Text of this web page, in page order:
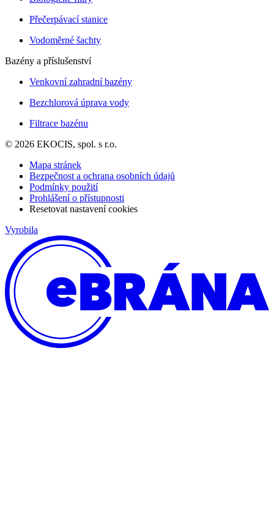
Přečerpávací stanice
Vodoměrné šachty
Bazény a příslušenství
Venkovní zahradní bazény
Bezchlorová úprava vody
Filtrace bazénu
© 2026 EKOCIS, spol. s r.o.
Mapa stránek
Bezpečnost a ochrana osobních údajů
Podmínky použití
Prohlášení o přístupnosti
Resetovat nastavení cookies
Vyrobila